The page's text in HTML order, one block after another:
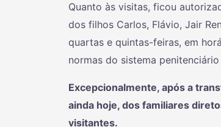
Quanto às visitas, ficou
dos filhos Carlos, Flávio, Jair
quartas e quintas-feiras, em
normas do sistema
Excepcionalmente, após a
ainda hoje, dos familiares
visitantes.